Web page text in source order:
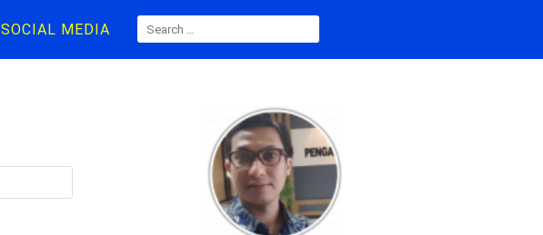
SOCIAL MEDIA
FOR: